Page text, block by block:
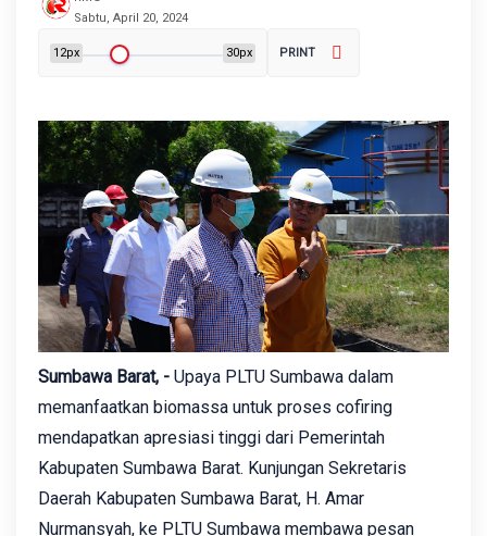
Sabtu, April 20, 2024
12px 30px PRINT
Sumbawa Barat, - Upaya PLTU Sumbawa dalam
memanfaatkan biomassa untuk proses cofiring
mendapatkan apresiasi tinggi dari Pemerintah
Kabupaten Sumbawa Barat. Kunjungan Sekretaris
Daerah Kabupaten Sumbawa Barat, H. Amar
Nurmansyah, ke PLTU Sumbawa membawa pesan